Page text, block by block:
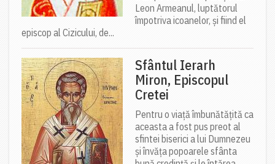
Leon Armeanul, luptătorul
împotriva icoanelor, și fiind el
episcop al Cizicului, de...
Sfântul Ierarh
Miron, Episcopul
Cretei
Pentru o viață îmbunătățită ca
aceasta a fost pus preot al
sfintei biserici a lui Dumnezeu
și învăța popoarele sfânta